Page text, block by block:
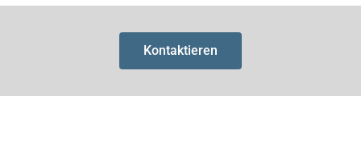
Kontaktieren